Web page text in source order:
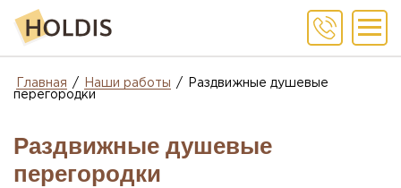
Главная / Наши работы /
Раздвижные душевые
перегородки
Раздвижные душевые
перегородки